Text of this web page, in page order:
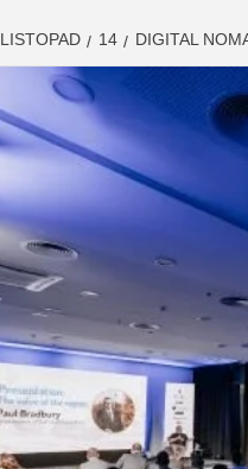
LISTOPAD 14 DIGITAL